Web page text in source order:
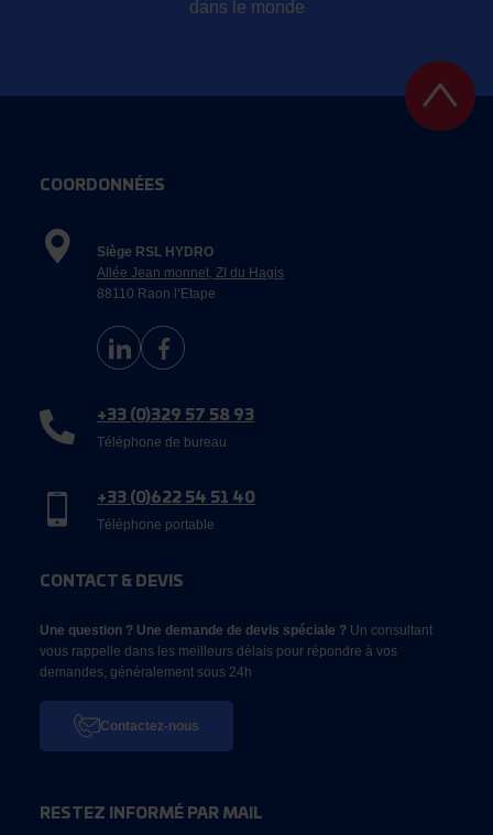
dans le monde
COORDONNÉES
Siège RSL HYDRO
Allée Jean monnet, ZI du Hagis
88110 Raon l’Etape
+33 (0)329 57 58 93
Téléphone de bureau
+33 (0)622 54 51 40
Téléphone portable
CONTACT & DEVIS
Une question ? Une demande de devis spéciale ? Un consultant
vous rappelle dans les meilleurs délais pour répondre à vos
demandes, généralement sous 24h
Contactez-nous
RESTEZ INFORMÉ PAR MAIL